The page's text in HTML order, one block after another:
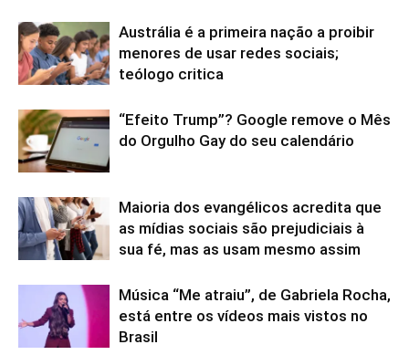
Austrália é a primeira nação a proibir
menores de usar redes sociais;
teólogo critica
“Efeito Trump”? Google remove o Mês
do Orgulho Gay do seu calendário
Maioria dos evangélicos acredita que
as mídias sociais são prejudiciais à
sua fé, mas as usam mesmo assim
Música “Me atraiu”, de Gabriela Rocha,
está entre os vídeos mais vistos no
Brasil